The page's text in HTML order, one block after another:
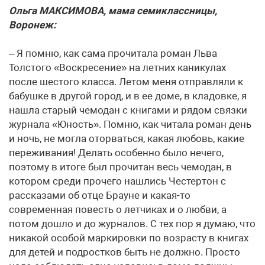
Ольга МАКСИМОВА, мама семиклассницы,
Воронеж:
– Я помню, как сама прочитала роман Льва
Толстого «Воскресение» на летних каникулах
после шестого класса. Летом меня отправляли к
бабушке в другой город, и в ее доме, в кладовке, я
нашла старый чемодан с книгами и рядом связки
журнала «Юность». Помню, как читала роман день
и ночь, не могла оторваться, какая любовь, какие
переживания! Делать особенно было нечего,
поэтому в итоге был прочитан весь чемодан, в
котором среди прочего нашлись Честертон с
рассказами об отце Брауне и какая-то
современная повесть о летчиках и о любви, а
потом дошло и до журналов. С тех пор я думаю, что
никакой особой маркировки по возрасту в книгах
для детей и подростков быть не должно. Просто